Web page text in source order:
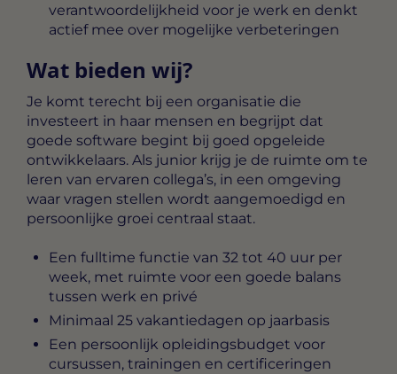
verantwoordelijkheid voor je werk en denkt
actief mee over mogelijke verbeteringen
Wat bieden wij?
Je komt terecht bij een organisatie die
investeert in haar mensen en begrijpt dat
goede software begint bij goed opgeleide
ontwikkelaars. Als junior krijg je de ruimte om te
leren van ervaren collega’s, in een omgeving
waar vragen stellen wordt aangemoedigd en
persoonlijke groei centraal staat.
Een fulltime functie van 32 tot 40 uur per
week, met ruimte voor een goede balans
tussen werk en privé
Minimaal 25 vakantiedagen op jaarbasis
Een persoonlijk opleidingsbudget voor
cursussen, trainingen en certificeringen